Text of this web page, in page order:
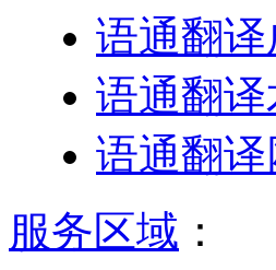
语通翻
语通翻
语通翻
服务区域 ：